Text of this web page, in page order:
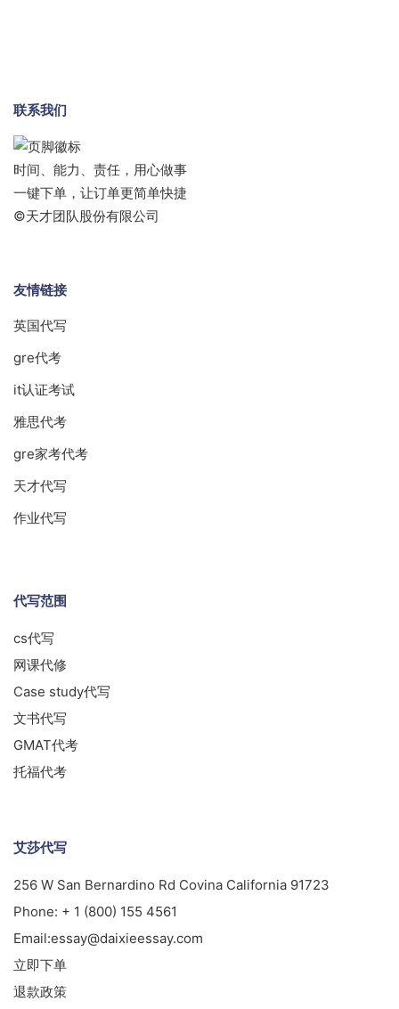
联系我们
时间、能力、责任，用心做事
一键下单，让订单更简单快捷
©天才团队股份有限公司
友情链接
英国代写
gre代考
it认证考试
雅思代考
gre家考代考
天才代写
作业代写
代写范围
cs代写
网课代修
Case study代写
文书代写
GMAT代考
托福代考
艾莎代写
256 W San Bernardino Rd Covina California 91723
Phone: + 1 (800) 155 4561
Email:essay@daixieessay.com
立即下单
退款政策